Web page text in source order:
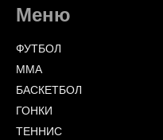
Меню
ФУТБОЛ
ММА
БАСКЕТБОЛ
ГОНКИ
ТЕННИС